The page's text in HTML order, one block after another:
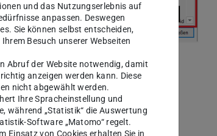
anlegen
und das Nutzungserlebnis auf
anpassen. Deswegen
Sie können selbst entscheiden,
Besuch unserer Webseiten
Abruf der Website notwendig, damit
anzeigen werden kann. Diese
nicht abgewählt werden.
Ihre Spracheinstellung und
während „Statistik“ die Auswertung
Software „Matomo“ regelt.
Einsatz von Cookies erhalten Sie in